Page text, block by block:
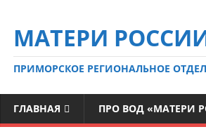
МАТЕРИ
ПРИМОРСКОЕ РЕГИОНАЛЬНОЕ
ГЛАВНАЯ ПРО ВОД «МАТЕРИ